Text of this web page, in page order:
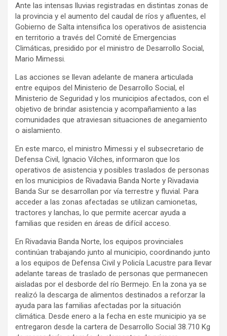
Ante las intensas lluvias registradas en distintas zonas de
la provincia y el aumento del caudal de ríos y afluentes, el
Gobierno de Salta intensifica los operativos de asistencia
en territorio a través del Comité de Emergencias
Climáticas, presidido por el ministro de Desarrollo Social,
Mario Mimessi.
Las acciones se llevan adelante de manera articulada
entre equipos del Ministerio de Desarrollo Social, el
Ministerio de Seguridad y los municipios afectados, con el
objetivo de brindar asistencia y acompañamiento a las
comunidades que atraviesan situaciones de anegamiento
o aislamiento.
En este marco, el ministro Mimessi y el subsecretario de
Defensa Civil, Ignacio Vilches, informaron que los
operativos de asistencia y posibles traslados de personas
en los municipios de Rivadavia Banda Norte y Rivadavia
Banda Sur se desarrollan por vía terrestre y fluvial. Para
acceder a las zonas afectadas se utilizan camionetas,
tractores y lanchas, lo que permite acercar ayuda a
familias que residen en áreas de difícil acceso.
En Rivadavia Banda Norte, los equipos provinciales
continúan trabajando junto al municipio, coordinando junto
a los equipos de Defensa Civil y Policía Lacustre para llevar
adelante tareas de traslado de personas que permanecen
aisladas por el desborde del río Bermejo. En la zona ya se
realizó la descarga de alimentos destinados a reforzar la
ayuda para las familias afectadas por la situación
climática. Desde enero a la fecha en este municipio ya se
entregaron desde la cartera de Desarrollo Social 38.710 Kg